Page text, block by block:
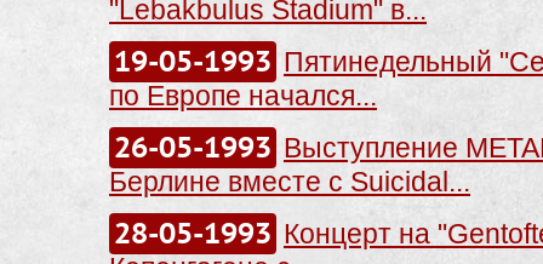
"Lebakbulus Stadium" в...
19-05-1993 Пятинедельный
по Европе начался...
26-05-1993 Выступление
Берлине вместе с Suicidal...
28-05-1993 Концерт на